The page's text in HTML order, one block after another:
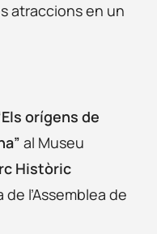
atraccions en un
orígens de
al Museu
Històric
l’Assemblea de